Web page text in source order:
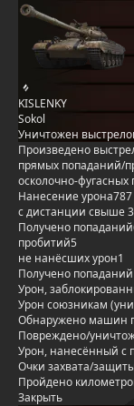
KISLENKY
Sokol
Уничтожен
Произведено
прямых попаданий/
осколочно-
Нанесение урона787
с дистанции свыше
Получено попаданий
пробитий5
не нанёсших урон1
Получено
Урон,
Урон союзникам
Обнаружено машин
Повреждено/
Урон, нанесённый с
Очки захвата/
Пройдено
Закрыть